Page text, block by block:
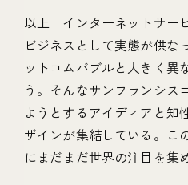
以上「インターネットサー
ビジネスとして実態が供な
ットコムバブルと大きく異
う。そんなサンフランシス
ようとするアイディアと知
ザインが集結している。こ
にまだまだ世界の注目を集